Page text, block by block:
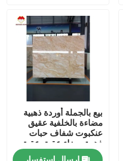
بيع بالجملة أوردة ذهبية
مضاءة بالخلفية عقيق
عنكبوت شفاف حبات
ذهبية بيضاء عقيق عقيق
حجر